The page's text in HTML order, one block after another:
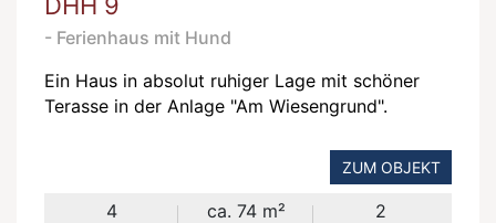
- Ferienhaus mit Hund
Ein Haus in absolut ruhiger Lage mit schöner
Terasse in der Anlage "Am Wiesengrund".
ZUM OBJEKT
4
ca. 74 m²
2